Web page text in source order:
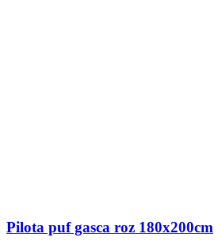
Pilota puf gasca roz 180x200cm